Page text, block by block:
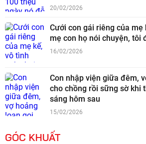
20/02/2026
Cưới con gái riêng của mẹ
mẹ con họ nói chuyện, tôi
16/02/2026
Con nhập viện giữa đêm,
cho chồng rồi sững sờ khi
sáng hôm sau
15/02/2026
GÓC KHUẤT